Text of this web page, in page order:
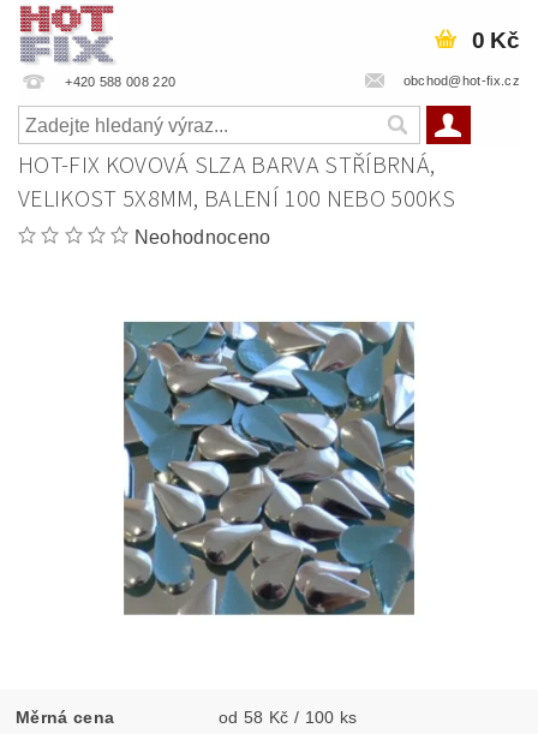
+420 588 008 220 obchod@hot-fix.cz
0 Kč
HOT-FIX KOVOVÁ SLZA BARVA STŘÍBRNÁ,
VELIKOST 5X8MM, BALENÍ 100 NEBO 500KS
Neohodnoceno
Měrná cena od 58 Kč / 100 ks